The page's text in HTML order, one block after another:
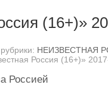
(16+)»
НЕИЗВЕСТНАЯ
Россия (16+)»
Россией